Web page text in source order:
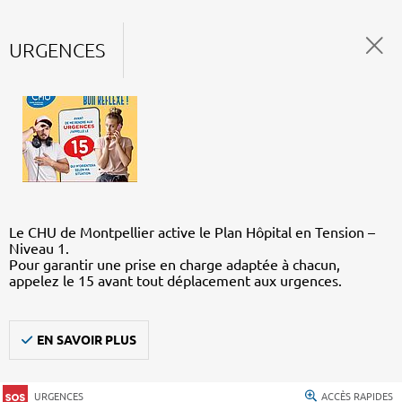
URGENCES
Le CHU de Montpellier active le Plan Hôpital en Tension –
Niveau 1.
Pour garantir une prise en charge adaptée à chacun,
appelez le 15 avant tout déplacement aux urgences.
EN SAVOIR PLUS
URGENCES ACCÈS RAPIDES